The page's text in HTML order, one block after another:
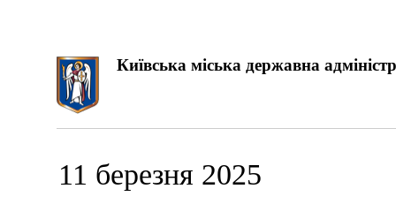
Київська міська державна
11 березня 2025